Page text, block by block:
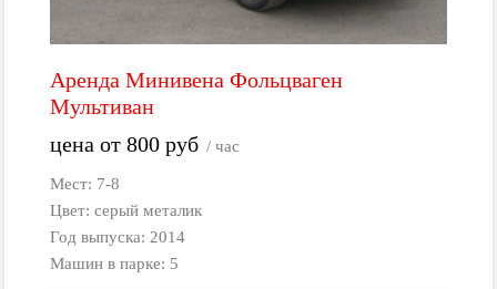
Аренда Минивена Фольцваген
Мультиван
цена от 800руб / час
Мест: 7-8
Цвет: серый металик
Год выпуска: 2014
Машин в парке: 5